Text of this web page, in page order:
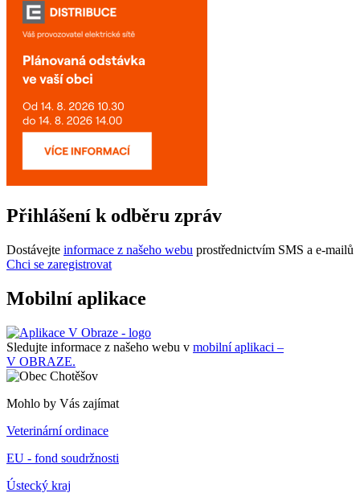
Přihlášení k odběru zpráv
Dostávejte informace z našeho webu prostřednictvím SMS a e-mailů
Chci se zaregistrovat
Mobilní aplikace
Sledujte informace z našeho webu v mobilní aplikaci –
V OBRAZE.
Mohlo by Vás zajímat
Veterinární ordinace
EU - fond soudržnosti
Ústecký kraj